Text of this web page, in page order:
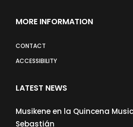
MORE INFORMATION
CONTACT
ACCESSIBILITY
LATEST NEWS
Musikene en la Quincena
Sebastián